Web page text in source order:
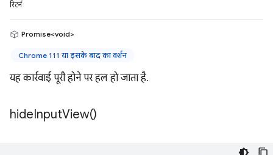
रिटर्न
Promise<void>
Chrome 111 या इसके बाद का वर्शन
यह कार्रवाई पूरी होने पर हल हो जाता है.
hideInputView()